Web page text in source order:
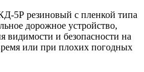
5Р резиновый с пленкой типа
дорожное устройство,
видимости и безопасности на
или при плохих погодных